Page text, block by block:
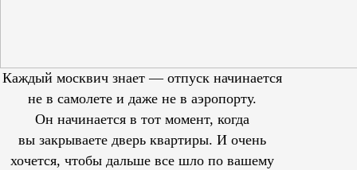
Каждый москвич знает — отпуск начинается
не в самолете и даже не в аэропорту.
Он начинается в тот момент, когда
вы закрываете дверь квартиры. И очень
хочется, чтобы дальше все шло по вашему